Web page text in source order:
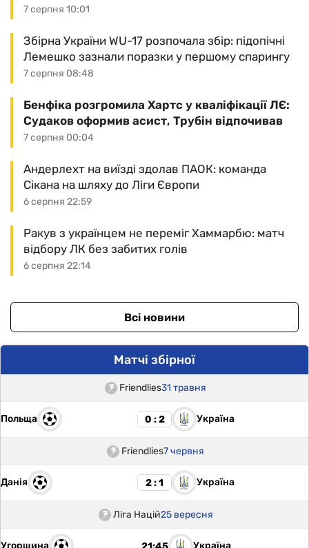
7 серпня 10:01
7 серпня 08:48
Збірна України WU-17 розпочала збір: підопічні
Лемешко зазнали поразки у першому спарингу
7 серпня 00:04
Бенфіка розгромила Хартс у кваліфікації ЛЄ:
Судаков оформив асист, Трубін відпочивав
6 серпня 22:59
Андерлехт на виїзді здолав ПАОК: команда
Сікана на шляху до Ліги Європи
6 серпня 22:14
Ракув з українцем не переміг Хаммарбю: матч
відбору ЛК без забитих голів
Всі новини
Матчі збірної
Friendlies31 травня
Польща 0 : 2 Україна
Friendlies7 червня
Данія 2 : 1 Україна
Ліга Націй25 вересня